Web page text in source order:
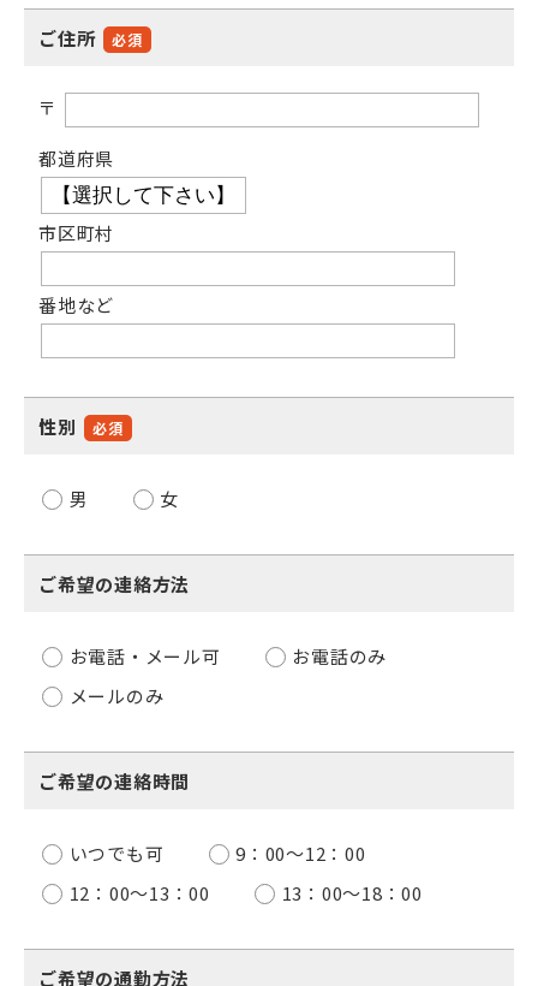
ご住所 必須
〒
都道府県
市区町村
番地など
性別 必須
男 女
ご希望の連絡方法
お電話・メール可
お電話のみ
メールのみ
ご希望の連絡時間
いつでも可
9：00〜12：00
12：00〜13：00
13：00〜18：00
ご希望の通勤方法